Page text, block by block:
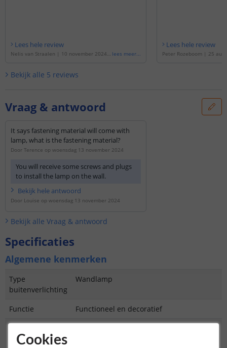
Lees hele review
Nelis van Straalen | 10 november 2024
nsor'
lees meer...
Lees hele review
Peter Rozeboom | 25
Bekijk alle 5 reviews
Vraag & antwoord
It says fastening material will come with
lamp, what is the fastening material?
Door Terence op woensdag 13 november 2024
You will receive some screws and plugs
to install the lamp on the wall.
Bekijk hele antwoord
Door Louise op woensdag 13 november 2024
Bekijk alle Vraag & antwoord
Specificaties
Algemene kenmerken
Type
buitenverlichting
Wandlamp
Functie
Functioneel en decoratief
setCookies